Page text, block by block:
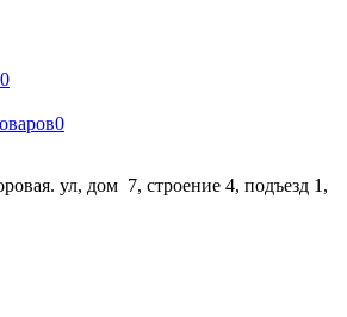
0
0
ул, дом 7, строение 4, подъезд 1,